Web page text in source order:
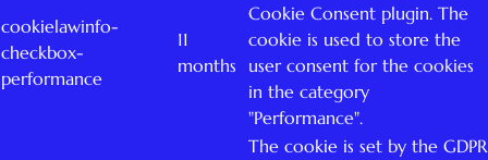
cookielawinfo-
checkbox-
performance
11
months
Cookie Consent plugin. The
cookie is used to store the
user consent for the cookies
in the category
"Performance".
The cookie is set by the GDPR